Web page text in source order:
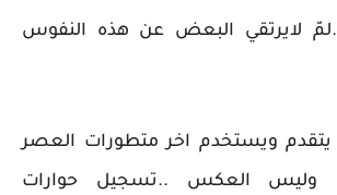
..لمّ لايرتقي البعض عن هذه النفوس
يتقدم ويستخدم اخر متطورات العصر
وليس العكس ..تسجيل حوارات